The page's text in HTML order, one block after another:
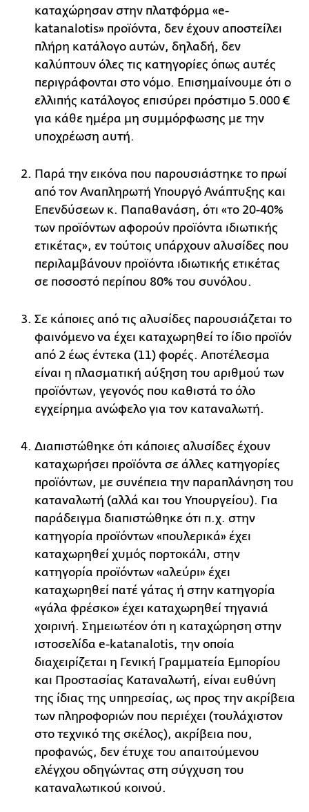
καταχώρησαν στην πλατφόρμα «e-
katanalotis» προϊόντα, δεν έχουν αποστείλει
πλήρη κατάλογο αυτών, δηλαδή, δεν
καλύπτουν όλες τις κατηγορίες όπως αυτές
περιγράφονται στο νόμο. Επισημαίνουμε ότι ο
ελλιπής κατάλογος επισύρει πρόστιμο 5.000 €
για κάθε ημέρα μη συμμόρφωσης με την
υποχρέωση αυτή.
Παρά την εικόνα που παρουσιάστηκε το πρωί
από τον Αναπληρωτή Υπουργό Ανάπτυξης και
Επενδύσεων κ. Παπαθανάση, ότι «το 20-40%
των προϊόντων αφορούν προϊόντα ιδιωτικής
ετικέτας», εν τούτοις υπάρχουν αλυσίδες που
περιλαμβάνουν προϊόντα ιδιωτικής ετικέτας
σε ποσοστό περίπου 80% του συνόλου.
Σε κάποιες από τις αλυσίδες παρουσιάζεται το
φαινόμενο να έχει καταχωρηθεί το ίδιο προϊόν
από 2 έως έντεκα (11) φορές. Αποτέλεσμα
είναι η πλασματική αύξηση του αριθμού των
προϊόντων, γεγονός που καθιστά το όλο
εγχείρημα ανώφελο για τον καταναλωτή.
Διαπιστώθηκε ότι κάποιες αλυσίδες έχουν
καταχωρήσει προϊόντα σε άλλες κατηγορίες
προϊόντων, με συνέπεια την παραπλάνηση του
καταναλωτή (αλλά και του Υπουργείου). Για
παράδειγμα διαπιστώθηκε ότι π.χ. στην
κατηγορία προϊόντων «πουλερικά» έχει
καταχωρηθεί χυμός πορτοκάλι, στην
κατηγορία προϊόντων «αλεύρι» έχει
καταχωρηθεί πατέ γάτας ή στην κατηγορία
«γάλα φρέσκο» έχει καταχωρηθεί τηγανιά
χοιρινή. Σημειωτέον ότι η καταχώρηση στην
ιστοσελίδα e-katanalotis, την οποία
διαχειρίζεται η Γενική Γραμματεία Εμπορίου
και Προστασίας Καταναλωτή, είναι ευθύνη
της ίδιας της υπηρεσίας, ως προς την ακρίβεια
των πληροφοριών που περιέχει (τουλάχιστον
στο τεχνικό της σκέλος), ακρίβεια που,
προφανώς, δεν έτυχε του απαιτούμενου
ελέγχου οδηγώντας στη σύγχυση του
καταναλωτικού κοινού.